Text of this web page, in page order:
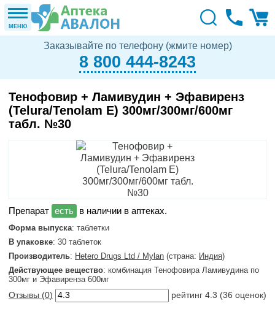
МЕНЮ
Заказывайте по телефону (жмите номер)
8 800 444-8243
Тенофовир + Ламивудин + Эфавиренз
(Telura/Tenolam E) 300мг/300мг/600мг
табл. №30
в наличии в аптеках.
Форма выпуска: таблетки
В упаковке: 30 таблеток
Производитель: Hetero Drugs Ltd / Mylan (страна: Индия)
Действующее вещество: комбинация Тенофовира Ламивудина по
300мг и Эфавиренза 600мг
Отзывы (0) рейтинг 4.3 (36 оценок)